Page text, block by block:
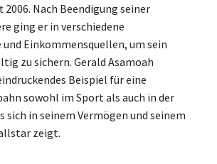
Nach Beendigung seiner
ging er in verschiedene
Einkommensquellen, um sein
zu sichern. Gerald Asamoah
Beispiel für eine
sowohl im Sport als auch in der
sich in seinem Vermögen und seinem
zeigt.